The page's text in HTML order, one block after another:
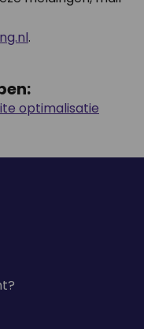
.
optimalisatie